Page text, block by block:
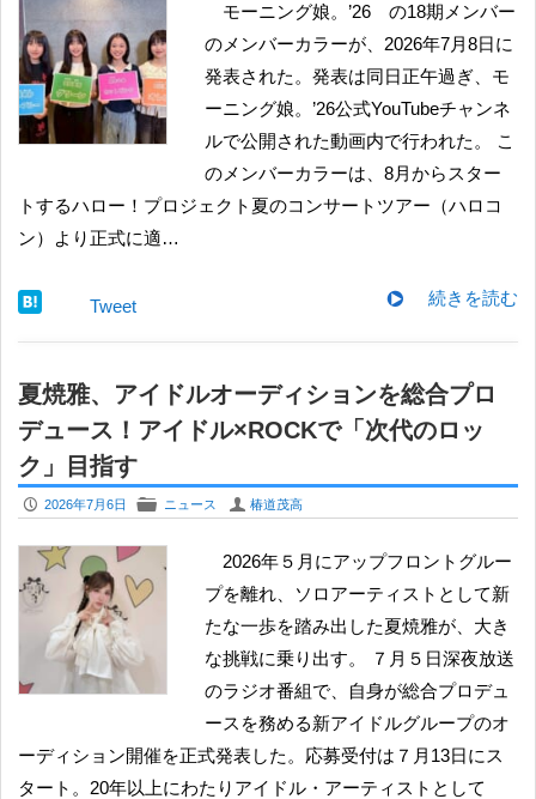
モーニング娘。’26 の18期メンバー
のメンバーカラーが、2026年7月8日に
発表された。発表は同日正午過ぎ、モ
ーニング娘。’26公式YouTubeチャンネ
ルで公開された動画内で行われた。 こ
のメンバーカラーは、8月からスター
トするハロー！プロジェクト夏のコンサートツアー（ハロコ
ン）より正式に適…
続きを読む
Tweet
夏焼雅、アイドルオーディションを総合プロ
デュース！アイドル×ROCKで「次代のロッ
ク」目指す
P 2026年7月6日 F ニュース U 椿道茂高
2026年５月にアップフロントグルー
プを離れ、ソロアーティストとして新
たな一歩を踏み出した夏焼雅が、大き
な挑戦に乗り出す。 ７月５日深夜放送
のラジオ番組で、自身が総合プロデュ
ースを務める新アイドルグループのオ
ーディション開催を正式発表した。応募受付は７月13日にス
タート。20年以上にわたりアイドル・アーティストとして